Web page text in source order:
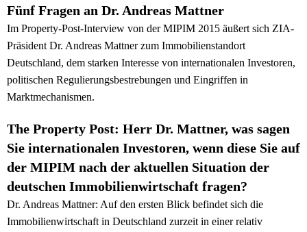
Fünf Fragen an Dr. Andreas Mattner
Im Property-Post-Interview von der MIPIM 2015 äußert sich ZIA-
Präsident Dr. Andreas Mattner zum Immobilienstandort
Deutschland, dem starken Interesse von internationalen Investoren,
politischen Regulierungsbestrebungen und Eingriffen in
Marktmechanismen.
The Property Post: Herr Dr. Mattner, was sagen
Sie internationalen Investoren, wenn diese Sie auf
der MIPIM nach der aktuellen Situation der
deutschen Immobilienwirtschaft fragen?
Dr. Andreas Mattner: Auf den ersten Blick befindet sich die
Immobilienwirtschaft in Deutschland zurzeit in einer relativ